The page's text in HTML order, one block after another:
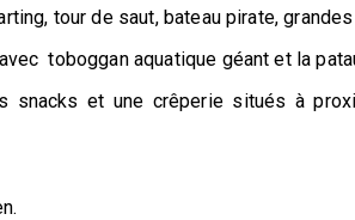
tour de saut, bateau pirate,
toboggan aquatique géant et la
snacks et une crêperie situés à